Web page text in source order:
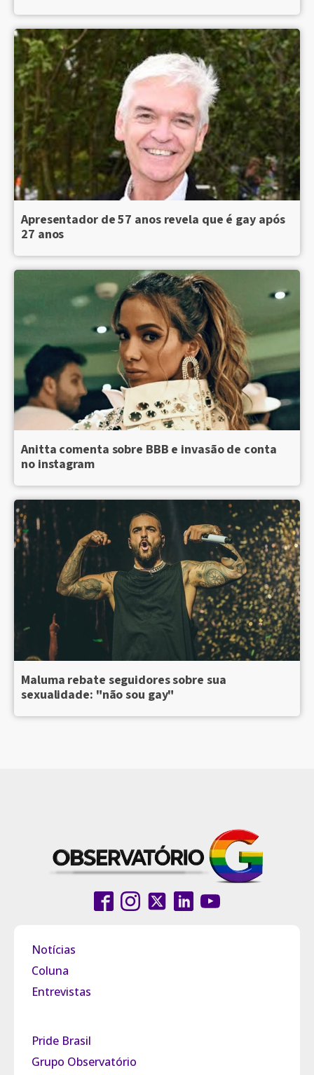
Apresentador de 57 anos revela que é gay após
27 anos
Anitta comenta sobre BBB e invasão de conta
no instagram
Maluma rebate seguidores sobre sua
sexualidade: "não sou gay"
Notícias
Coluna
Entrevistas
Pride Brasil
Grupo Observatório